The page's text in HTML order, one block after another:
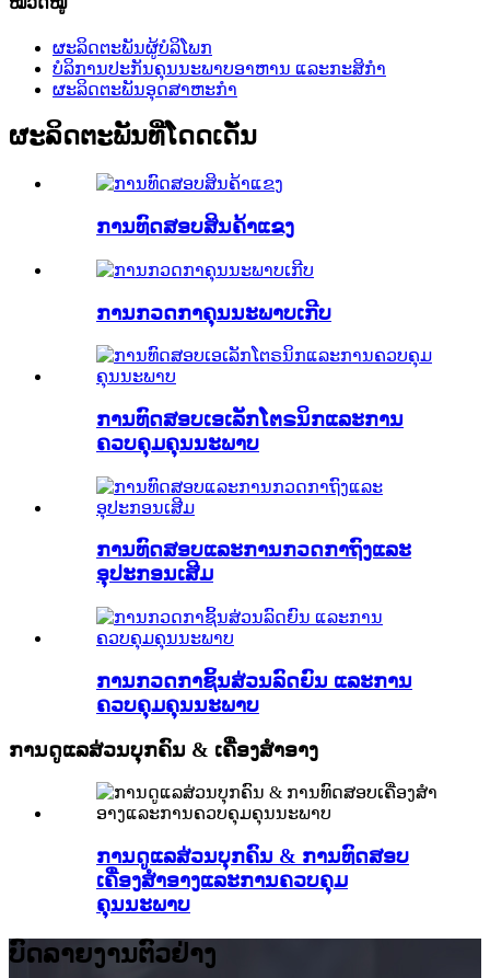
ຜະລິດຕະພັນຜູ້ບໍລິໂພກ
ບໍລິການປະກັນຄຸນນະພາບອາຫານ ແລະກະສິກຳ
ຜະລິດຕະພັນອຸດສາຫະກໍາ
ຜະລິດຕະພັນທີ່ໂດດເດັ່ນ
ການທົດສອບສິນຄ້າແຂງ
ການກວດກາຄຸນນະພາບເກີບ
ການທົດສອບເອເລັກໂຕຣນິກແລະການ
ຄວບຄຸມຄຸນນະພາບ
ການທົດສອບແລະການກວດກາຖົງແລະ
ອຸປະກອນເສີມ
ການກວດກາຊິ້ນສ່ວນລົດຍົນ ແລະການ
ຄວບຄຸມຄຸນນະພາບ
ການດູແລສ່ວນບຸກຄົນ & ເຄື່ອງສໍາອາງ
ການດູແລສ່ວນບຸກຄົນ & ການທົດສອບ
ເຄື່ອງສໍາອາງແລະການຄວບຄຸມ
ຄຸນນະພາບ
ບົດລາຍງານຕົວຢ່າງ